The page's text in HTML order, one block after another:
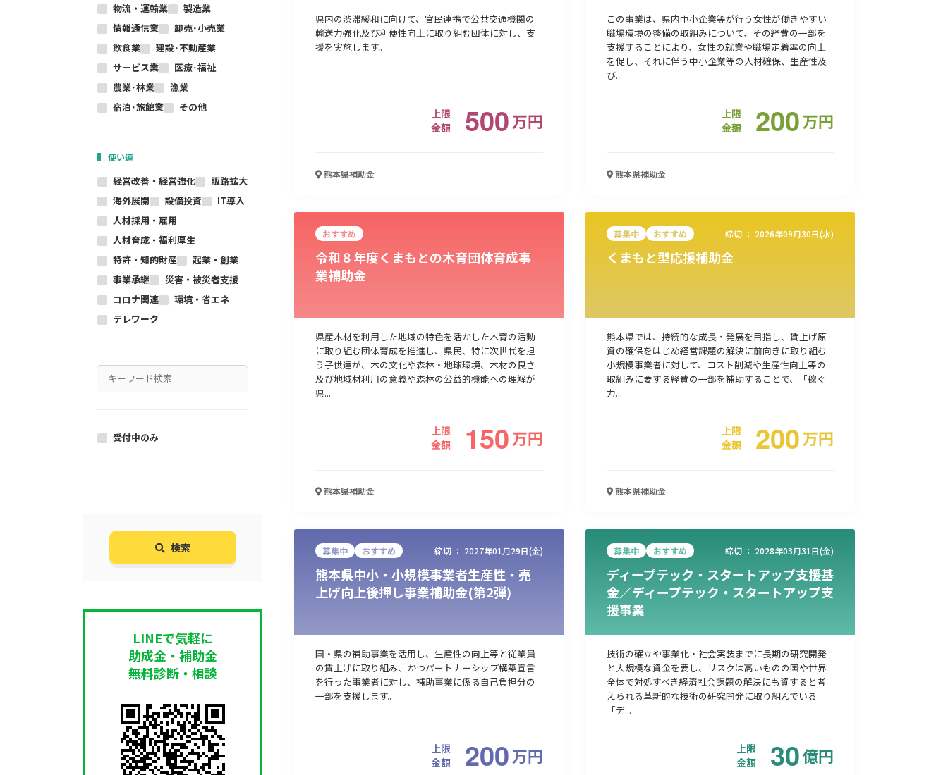
物流・運輸業
製造業
情報通信業
卸売･小売業
飲食業
建設･不動産業
サービス業
医療･福祉
農業･林業
漁業
宿泊･旅館業
その他
使い道
経営改善・経営強化
販路拡大
海外展開
設備投資
IT導入
人材採用・雇用
人材育成・福利厚生
特許・知的財産
起業・創業
事業承継
災害・被災者支援
コロナ関連
環境・省エネ
テレワーク
受付中のみ
検索
LINEで気軽に
助成金・補助金
無料診断・相談
県内の渋滞緩和に向けて、官民連携で公共交通機関の
輸送力強化及び利便性向上に取り組む団体に対し、支
援を実施します。
上限
金額
500万円
熊本県補助金
この事業は、県内中小企業等が行う女性が働きやすい
職場環境の整備の取組みについて、その経費の一部を
支援することにより、女性の就業や職場定着率の向上
を促し、それに伴う中小企業等の人材確保、生産性及
び...
上限
金額
200万円
熊本県補助金
おすすめ
令和８年度くまもとの木育団体育成事
業補助金
県産木材を利用した地域の特色を活かした木育の活動
に取り組む団体育成を推進し、県民、特に次世代を担
う子供達が、木の文化や森林・地球環境、木材の良さ
及び地域材利用の意義や森林の公益的機能への理解が
県...
上限
金額
150万円
熊本県補助金
募集中 おすすめ 締切 ： 2026年09月30日(水)
くまもと型応援補助金
熊本県では、持続的な成長・発展を目指し、賃上げ原
資の確保をはじめ経営課題の解決に前向きに取り組む
小規模事業者に対して、コスト削減や生産性向上等の
取組みに要する経費の一部を補助することで、「稼ぐ
力...
上限
金額
200万円
熊本県補助金
募集中 おすすめ 締切 ： 2027年01月29日(金)
熊本県中小・小規模事業者生産性・売
上げ向上後押し事業補助金(第2弾)
国・県の補助事業を活用し、生産性の向上等と従業員
の賃上げに取り組み、かつパートナーシップ構築宣言
を行った事業者に対し、補助事業に係る自己負担分の
一部を支援します。
上限
金額
200万円
募集中 おすすめ 締切 ： 2028年03月31日(金)
ディープテック・スタートアップ支援基
金／ディープテック・スタートアップ支
援事業
技術の確立や事業化・社会実装までに長期の研究開発
と大規模な資金を要し、リスクは高いものの国や世界
全体で対処すべき経済社会課題の解決にも資すると考
えられる革新的な技術の研究開発に取り組んでいる
「デ...
上限
金額
30億円